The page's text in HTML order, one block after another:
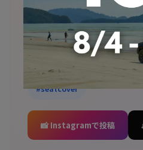
い！あなたの写真が次のオーナ
#カーショップコネクト
#ハイエース（福祉車両）シー
#seatcover
📸 Instagramで投稿